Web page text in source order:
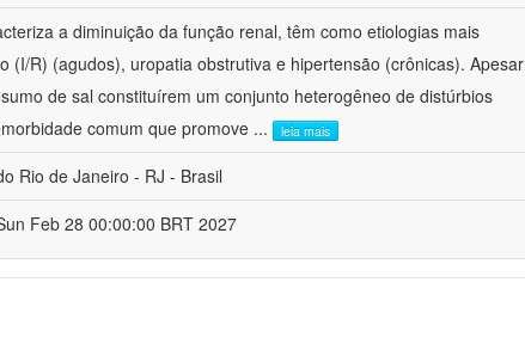
a diminuição da função renal, têm como etiologias mais
(I/R) (agudos), uropatia obstrutiva e hipertensão (crônicas). Apesar
de sal constituírem um conjunto heterogêneo de distúrbios
comum que promove ... leia mais
Rio de Janeiro - RJ - Brasil
Feb 28 00:00:00 BRT 2027